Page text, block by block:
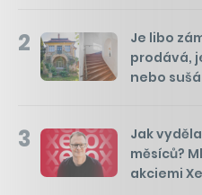
2
Je libo
prodává,
nebo
3
Jak
měsíců?
akciemi